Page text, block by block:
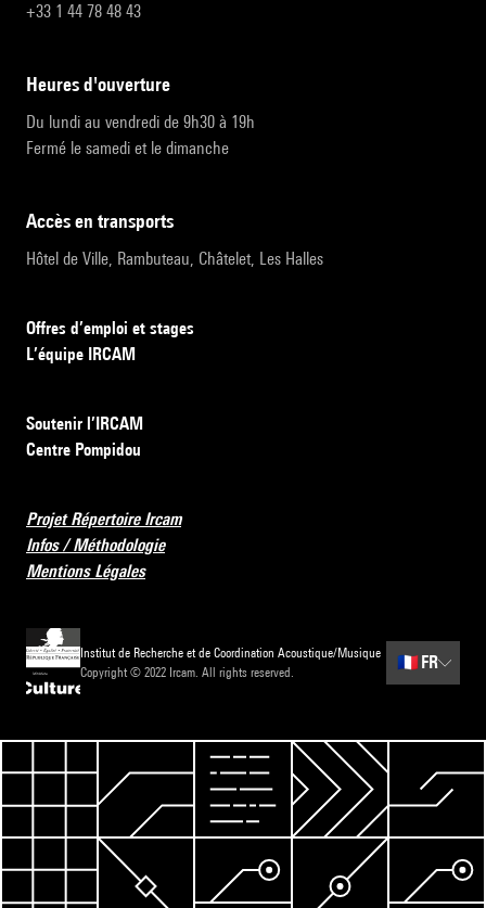
+33 1 44 78 48 43
heures d'ouverture
Du lundi au vendredi de 9h30 à 19h
Fermé le samedi et le dimanche
accès en transports
Hôtel de Ville, Rambuteau, Châtelet, Les Halles
Offres d’emploi et stages
L’équipe IRCAM
Soutenir l’IRCAM
Centre Pompidou
Projet Répertoire Ircam
Infos / Méthodologie
Mentions Légales
Institut de Recherche et de Coordination Acoustique/Musique
Copyright © 2022 Ircam. All rights reserved.
🇫🇷 FR